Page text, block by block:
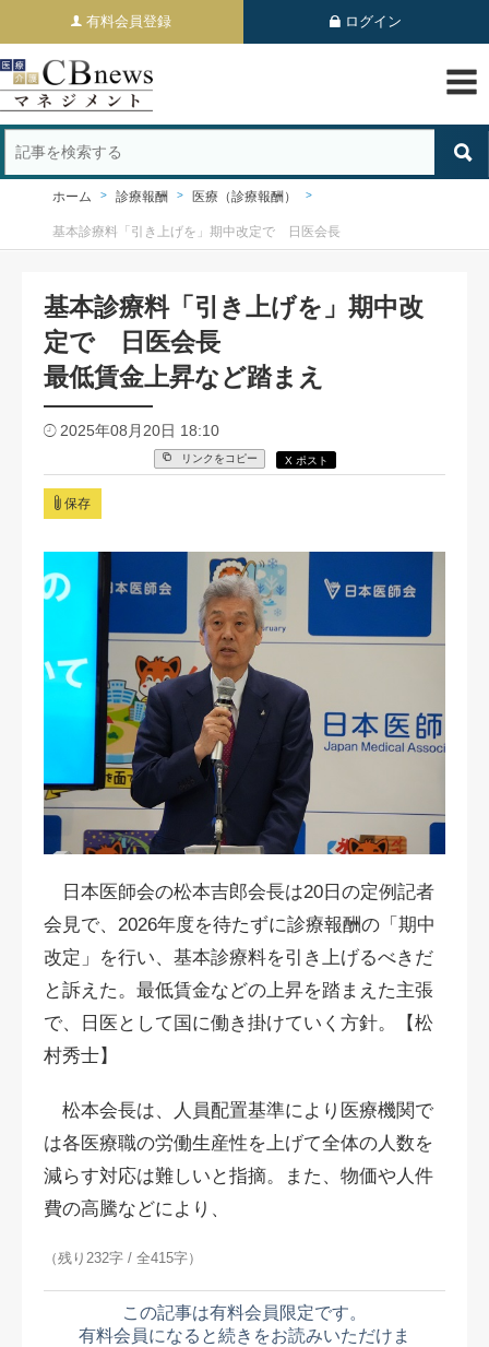
有料会員登録 ログイン
ホーム 診療報酬 医療（診療報酬）
基本診療料「引き上げを」期中改定で 日医会長
基本診療料「引き上げを」期中改
定で 日医会長
最低賃金上昇など踏まえ
2025年08月20日 18:10
リンクをコピー X ポスト
保存
日本医師会の松本吉郎会長は20日の定例記者
会見で、2026年度を待たずに診療報酬の「期中
改定」を行い、基本診療料を引き上げるべきだ
と訴えた。最低賃金などの上昇を踏まえた主張
で、日医として国に働き掛けていく方針。【松
村秀士】
松本会長は、人員配置基準により医療機関で
は各医療職の労働生産性を上げて全体の人数を
減らす対応は難しいと指摘。また、物価や人件
費の高騰などにより、
（残り232字 / 全415字）
この記事は有料会員限定です。
有料会員になると続きをお読みいただけま